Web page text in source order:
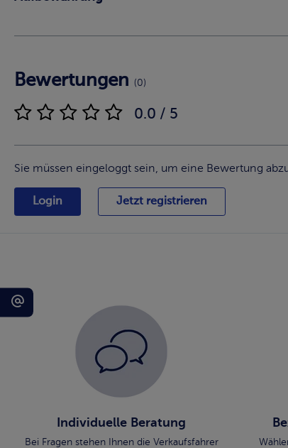
Bewertungen (0)
0.0 / 5
Sie müssen eingeloggt sein, um eine Bewertung
Login Jetzt registrieren
Individuelle Beratung
Bei Fragen stehen Ihnen die Verkaufsfahrer